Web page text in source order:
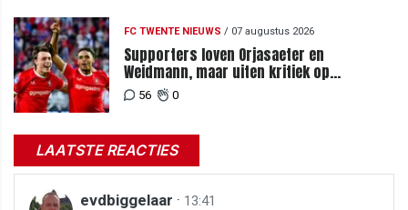
FC TWENTE NIEUWS / 07 augustus 2026
Supporters loven Orjasaeter en
Weidmann, maar uiten kritiek op
Weghorst na ruime zege op FC DAC
56 0
LAATSTE REACTIES
evdbiggelaar · 13:41